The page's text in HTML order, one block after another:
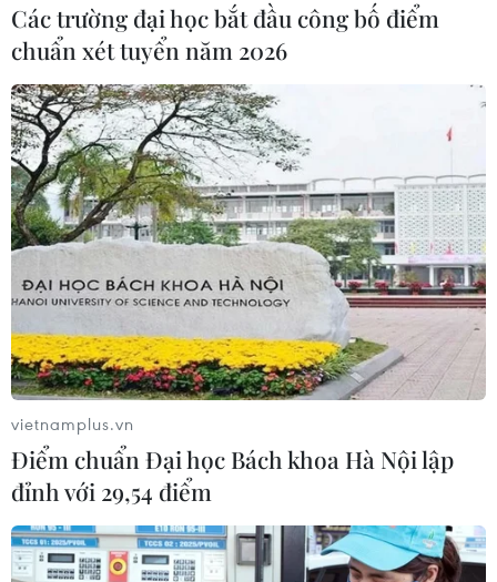
#Diễn đàn Tương lai ASEAN 2024
#Bộ Thông tin và Truyền thông
#Chuyển đổi xanh
#Kinh tế tuần hoàn
Theo dõi VietnamPlus
TIN LIÊN QUAN
Các trường đại học bắt đầu công bố điểm
chuẩn xét tuyển năm 2026
vietnamplus.vn
Điểm chuẩn Đại học Bách khoa Hà Nội lập
đỉnh với 29,54 điểm